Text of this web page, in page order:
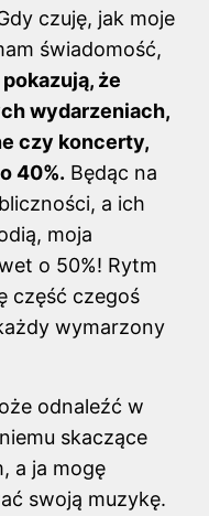
czuję, jak moje
świadomość,
że
wydarzeniach,
czy koncerty,
40%. Będąc na
a ich
moja
o 50%! Rytm
część czegoś
wymarzony
odnaleźć w
skaczące
a ja mogę
swoją muzykę.